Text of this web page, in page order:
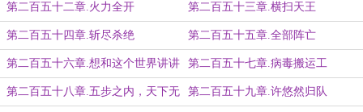
第二百五十二章.火力全开 第二百五十三章.横扫天王
第二百五十四章.斩尽杀绝 第二百五十五章.全部阵亡
第二百五十六章.想和这个世界讲讲
道理
第二百五十七章.病毒搬运工
第二百五十八章.五步之内，天下无 第二百五十九章.许悠然归队